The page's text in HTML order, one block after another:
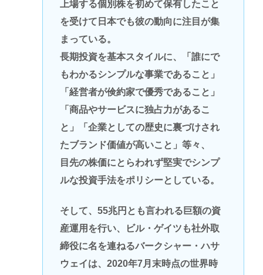
上場する個別株を初めて保有したこと
を受けて日本でも彼の動向に注目が集
まっている。
長期投資を基本スタイルに、「誰にで
もわかるシンプルな事業であること」
「経営者が倹約家で優秀であること」
「商品やサービスに独占力があるこ
と」「企業としての歴史に裏づけされ
たブランド価値が高いこと」等々、
目先の株価にとらわれず堅実でシンプ
ルな投資手法をポリシーとしている。
そして、55兆円とも言われる巨額の資
産運用を行い、ビル・ゲイツも社外取
締役に名を連ねるバークシャー・ハサ
ウェイは、2020年7月末時点の世界時